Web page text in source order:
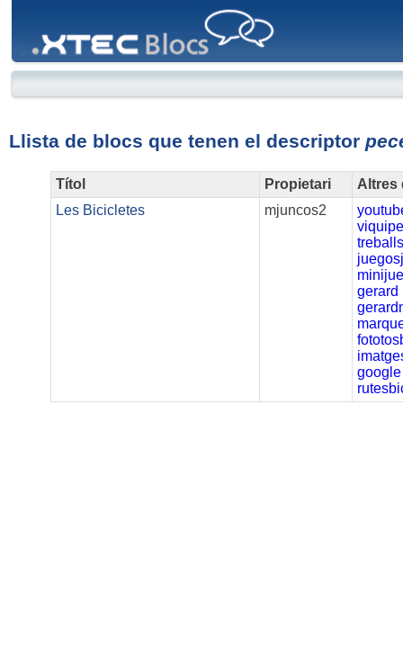
Llista de blocs que tenen el descriptor
Títol Propietari
Altres
Les Bicicletes
mjuncos2
gerard
google